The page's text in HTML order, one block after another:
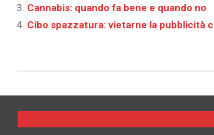
Cannabis: quando fa bene e quando no
Cibo spazzatura: vietarne la pubblicità